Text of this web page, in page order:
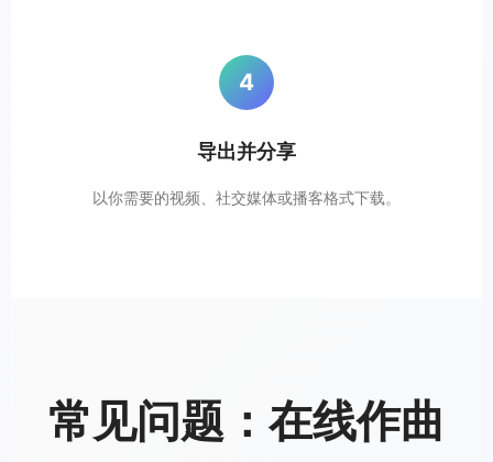
4
导出并分享
以你需要的视频、社交媒体或播客格式下载。
常见问题：在线作曲